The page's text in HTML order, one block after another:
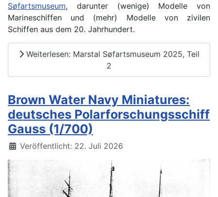
Søfartsmuseum, darunter (wenige) Modelle von
Marineschiffen und (mehr) Modelle von zivilen
Schiffen aus dem 20. Jahrhundert.
Weiterlesen: Marstal Søfartsmuseum 2025, Teil
2
Brown Water Navy Miniatures:
deutsches Polarforschungsschiff
Gauss (1/700)
Details
Veröffentlicht: 22. Juli 2026